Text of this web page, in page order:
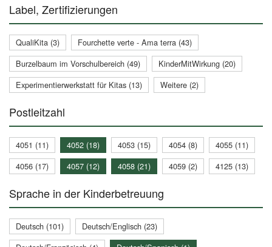
Label, Zertifizierungen
QualiKita (3)
Fourchette verte - Ama terra (43)
Burzelbaum im Vorschulbereich (49)
KinderMitWirkung (20)
Experimentierwerkstatt für Kitas (13)
Weitere (2)
Postleitzahl
4051 (11) 4052 (18) 4053 (15) 4054 (8)
4055 (11)
4056 (17)
4057 (12) 4058 (21) 4059 (2) 4125 (13)
Sprache in der Kinderbetreuung
Deutsch (101)
Deutsch/Englisch (23)